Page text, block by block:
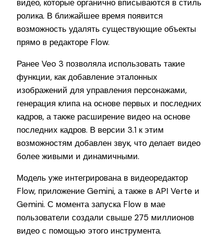
видео, которые органично вписываются в стиль
ролика. В ближайшее время появится
возможность удалять существующие объекты
прямо в редакторе Flow.
Ранее Veo 3 позволяла использовать такие
функции, как добавление эталонных
изображений для управления персонажами,
генерация клипа на основе первых и последних
кадров, а также расширение видео на основе
последних кадров. В версии 3.1 к этим
возможностям добавлен звук, что делает видео
более живыми и динамичными.
Модель уже интегрирована в видеоредактор
Flow, приложение Gemini, а также в API Verte и
Gemini. С момента запуска Flow в мае
пользователи создали свыше 275 миллионов
видео с помощью этого инструмента.